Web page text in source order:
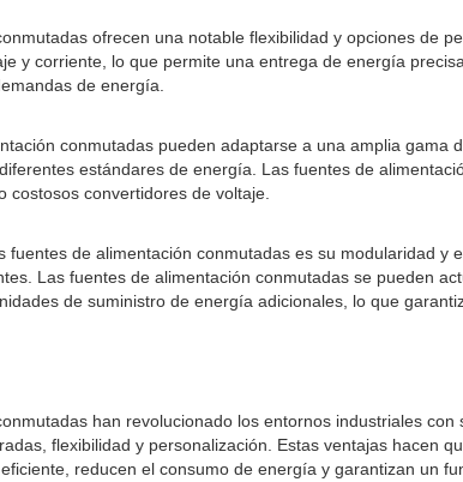
ofrecen una notable flexibilidad y opciones de
y corriente, lo que permite una entrega de energía
de energía.
conmutadas pueden adaptarse a una amplia
estándares de energía. Las fuentes de
costosos convertidores de voltaje.
fuentes de alimentación conmutadas es su modularidad
Las fuentes de alimentación conmutadas se pueden
de suministro de energía adicionales, lo que
han revolucionado los entornos industriales
flexibilidad y personalización. Estas ventajas hacen
reducen el consumo de energía y garantizan un